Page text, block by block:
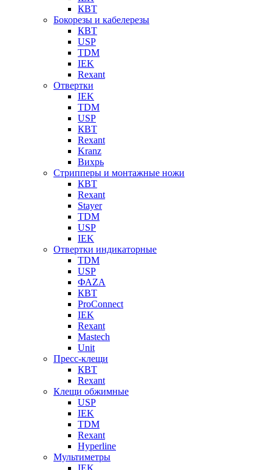
КВТ
Бокорезы и кабелерезы
КВТ
USP
TDM
IEK
Rexant
Отвертки
IEK
TDM
USP
КВТ
Rexant
Kranz
Вихрь
Стрипперы и монтажные ножи
КВТ
Rexant
Stayer
TDM
USP
IEK
Отвертки индикаторные
TDM
USP
ФАZА
КВТ
ProConnect
IEK
Rexant
Mastech
Unit
Пресс-клещи
КВТ
Rexant
Клещи обжимные
USP
IEK
TDM
Rexant
Hyperline
Мультиметры
IEK